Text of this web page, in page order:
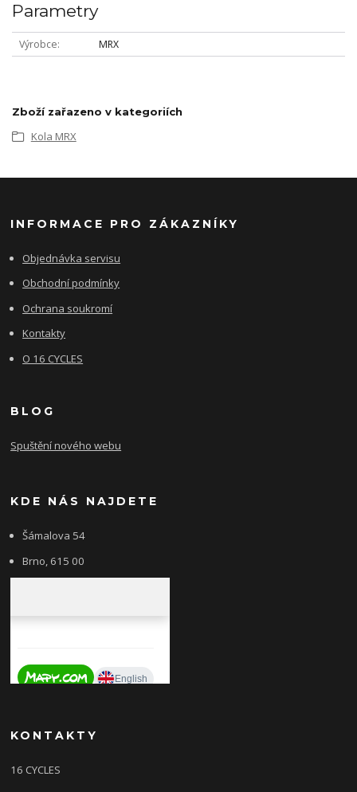
Parametry
Výrobce MRX
Zboží zařazeno v kategoriích
Kola MRX
INFORMACE PRO ZÁKAZNÍKY
Objednávka servisu
Obchodní podmínky
Ochrana soukromí
Kontakty
O 16 CYCLES
BLOG
Spuštění nového webu
KDE NÁS NAJDETE
Šámalova 54
Brno, 615 00
KONTAKTY
16 CYCLES